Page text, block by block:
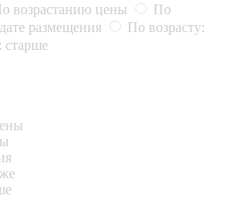
возрастанию цены
По
размещения
По возрасту:
старше